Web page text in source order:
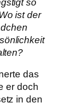
so
ist der
das
er doch
in den